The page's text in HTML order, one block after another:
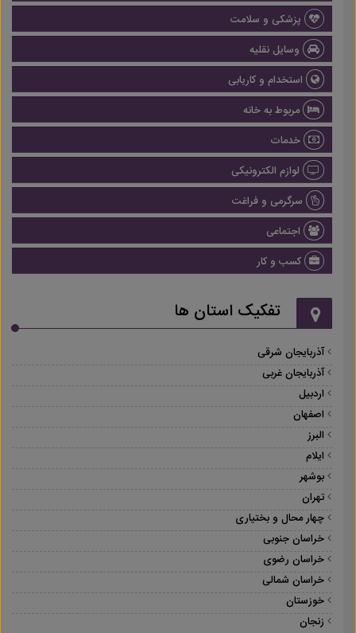
پزشکی و سلامت
وسایل نقلیه
استخدام و کاریابی
مربوط به خانه
خدمات
لوازم الکترونیکی
سرگرمی و فراغت
اجتماعی
کسب و کار
تفکیک استان ها
آذربایجان شرقی
آذربایجان غربی
اردبیل
اصفهان
البرز
ایلام
بوشهر
تهران
چهار محال و بختیاری
خراسان جنوبی
خراسان رضوی
خراسان شمالی
خوزستان
زنجان